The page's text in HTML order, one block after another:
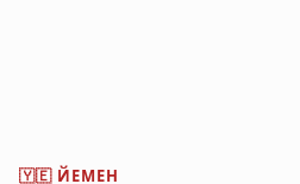
🇾🇪 ЙЕМЕН